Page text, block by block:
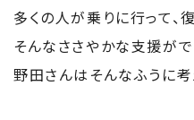
多くの人が乗りに行って、
そんなささやかな支援がで
野田さんはそんなふうに考